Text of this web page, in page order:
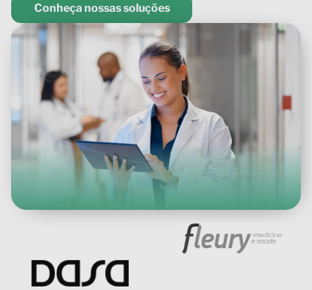
Conheça nossas soluções